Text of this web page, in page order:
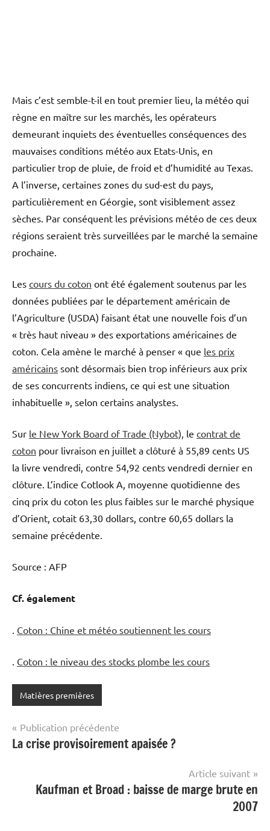
Mais c’est semble-t-il en tout premier lieu, la météo qui
règne en maître sur les marchés, les opérateurs
demeurant inquiets des éventuelles conséquences des
mauvaises conditions météo aux Etats-Unis, en
particulier trop de pluie, de froid et d’humidité au Texas.
A l’inverse, certaines zones du sud-est du pays,
particulièrement en Géorgie, sont visiblement assez
sèches. Par conséquent les prévisions météo de ces deux
régions seraient très surveillées par le marché la semaine
prochaine.
Les cours du coton ont été également soutenus par les
données publiées par le département américain de
l’Agriculture (USDA) faisant état une nouvelle fois d’un
« très haut niveau » des exportations américaines de
coton. Cela amène le marché à penser « que les prix
américains sont désormais bien trop inférieurs aux prix
de ses concurrents indiens, ce qui est une situation
inhabituelle », selon certains analystes.
Sur le New York Board of Trade (Nybot), le contrat de
coton pour livraison en juillet a clôturé à 55,89 cents US
la livre vendredi, contre 54,92 cents vendredi dernier en
clôture. L’indice Cotlook A, moyenne quotidienne des
cinq prix du coton les plus faibles sur le marché physique
d’Orient, cotait 63,30 dollars, contre 60,65 dollars la
semaine précédente.
Source : AFP
Cf. également
Coton : Chine et météo soutiennent les cours
Coton : le niveau des stocks plombe les cours
Matières premières
Navigation
de
Publication précédente
La crise provisoirement apaisée ?
Article suivant
Kaufman et Broad : baisse de marge brute en
2007